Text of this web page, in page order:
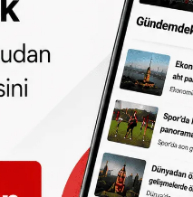
muhafaza altına
uygulanacağı
anlamına geliyor.
mevcut suç